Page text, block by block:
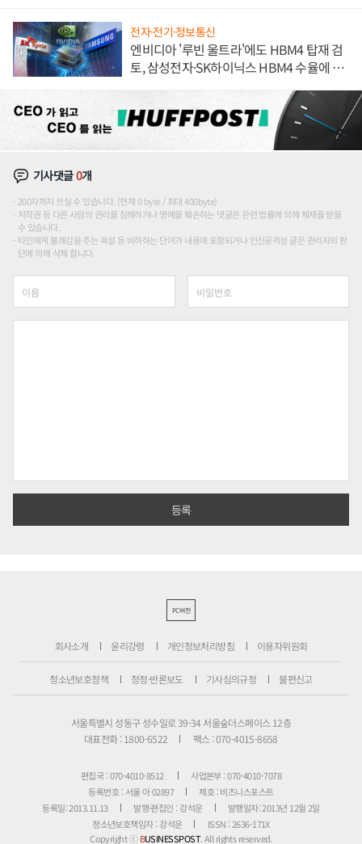
전자·전기·정보통신
엔비디아 '루빈 울트라'에도 HBM4 탑재 검
토, 삼성전자·SK하이닉스 HBM4 수율에 주
기사댓글0개
200자까지 쓰실 수 있습니다. (현재 0 byte / 최대 400byte)
저작권 등 다른 사람의 권리를 침해하거나 명예를 훼손하는 댓글은 관련 법률에 의해 제재를 받을
수 있습니다.
타인에게 불쾌감을 주는 욕설 등 비하하는 단어가 내용에 포함되거나 인신공격성 글은 관리자의 판
단에 의해 삭제 합니다.
PC버전
회사소개 윤리강령 개인정보처리방침 이용자위원회
청소년보호정책 정정·반론보도 기사심의규정 불편신고
서울특별시 성동구 성수일로 39-34 서울숲더스페이스 12층
대표전화 : 1800-6522
팩스 : 070-4015-8658
편집국 : 070-4010-8512
사업본부 : 070-4010-7078
등록번호 : 서울 아 02897
제호 : 비즈니스포스트
등록일: 2013.11.13
발행·편집인 : 강석운
발행일자: 2013년 12월 2일
청소년보호책임자 : 강석운
ISSN : 2636-171X
Copyright ⓒBUSINESSPOST. All rights reserved.